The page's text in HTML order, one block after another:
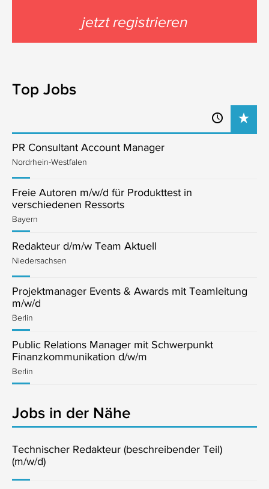
jetzt registrieren
Top Jobs
PR Consultant Account Manager
Nordrhein-Westfalen
Freie Autoren m/w/d für Produkttest in
verschiedenen Ressorts
Bayern
Redakteur d/m/w Team Aktuell
Niedersachsen
Projektmanager Events & Awards mit Teamleitung
m/w/d
Berlin
Public Relations Manager mit Schwerpunkt
Finanzkommunikation d/w/m
Berlin
Jobs in der Nähe
Technischer Redakteur (beschreibender Teil)
(m/w/d)